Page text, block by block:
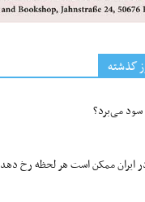
سود می‌برد؟
ایران ممکن است هر لحظه رخ دهد